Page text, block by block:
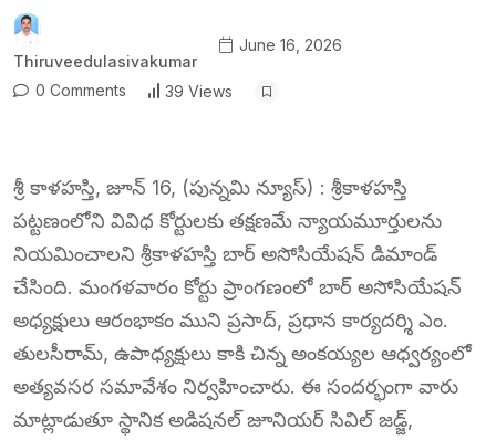
Thiruveedulasivakumar
June 16, 2026
0 Comments 39 Views
శ్రీ కాళహస్తి, జూన్ 16, (పున్నమి న్యూస్) : శ్రీకాళహస్తి
పట్టణంలోని వివిధ కోర్టులకు తక్షణమే న్యాయమూర్తులను
నియమించాలని శ్రీకాళహస్తి బార్ అసోసియేషన్ డిమాండ్
చేసింది. మంగళవారం కోర్టు ప్రాంగణంలో బార్ అసోసియేషన్
అధ్యక్షులు ఆరంభాకం ముని ప్రసాద్, ప్రధాన కార్యదర్శి ఎం.
తులసీరామ్, ఉపాధ్యక్షులు కాకి చిన్న అంకయ్యల ఆధ్వర్యంలో
అత్యవసర సమావేశం నిర్వహించారు. ఈ సందర్భంగా వారు
మాట్లాడుతూ స్థానిక అడిషనల్ జూనియర్ సివిల్ జడ్జ్,